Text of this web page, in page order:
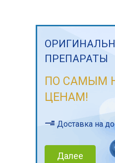
ПРЕПАРАТЫ
ПО САМЫМ
ЦЕНАМ!
Доставка на
Далее